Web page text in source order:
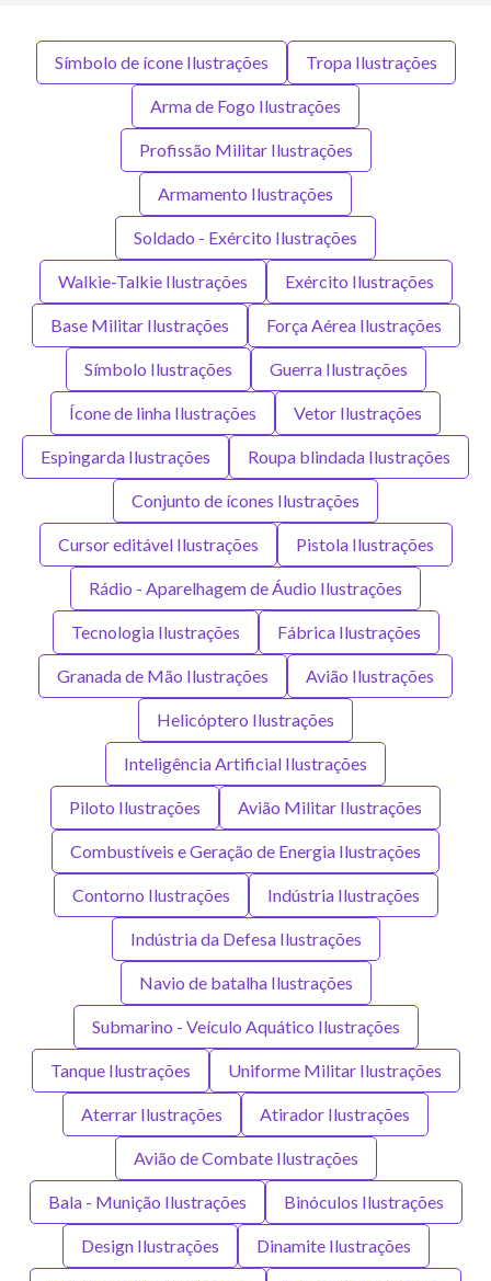
Símbolo de ícone Ilustrações Tropa Ilustrações
Arma de Fogo Ilustrações
Profissão Militar Ilustrações
Armamento Ilustrações
Soldado - Exército Ilustrações
Walkie-Talkie Ilustrações Exército Ilustrações
Base Militar Ilustrações Força Aérea Ilustrações
Símbolo Ilustrações Guerra Ilustrações
Ícone de linha Ilustrações Vetor Ilustrações
Espingarda Ilustrações Roupa blindada Ilustrações
Conjunto de ícones Ilustrações
Cursor editável Ilustrações Pistola Ilustrações
Rádio - Aparelhagem de Áudio Ilustrações
Tecnologia Ilustrações Fábrica Ilustrações
Granada de Mão Ilustrações Avião Ilustrações
Helicóptero Ilustrações
Inteligência Artificial Ilustrações
Piloto Ilustrações Avião Militar Ilustrações
Combustíveis e Geração de Energia Ilustrações
Contorno Ilustrações Indústria Ilustrações
Indústria da Defesa Ilustrações
Navio de batalha Ilustrações
Submarino - Veículo Aquático Ilustrações
Tanque Ilustrações Uniforme Militar Ilustrações
Aterrar Ilustrações Atirador Ilustrações
Avião de Combate Ilustrações
Bala - Munição Ilustrações Binóculos Ilustrações
Design Ilustrações Dinamite Ilustrações